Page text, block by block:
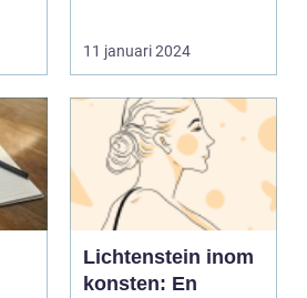
11 januari 2024
Lichtenstein inom
konsten: En